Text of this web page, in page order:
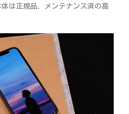
は正規品、メンテナンス済の高